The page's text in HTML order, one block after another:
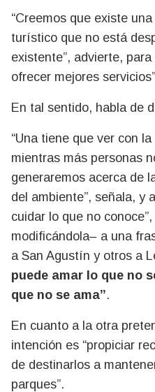
“Creemos que existe
turístico que no está
existente”, advierte,
ofrecer mejores
En tal sentido, habla de
“Una tiene que ver con
mientras más personas
generaremos acerca de
del ambiente”, señala, y
cuidar lo que no
modificándola– a una
a San Agustín y otros a
puede amar lo que no
que no se ama”.
En cuanto a la otra
intención es “propiciar
de destinarlos a
parques”.